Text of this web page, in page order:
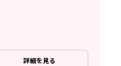
詳細を見る